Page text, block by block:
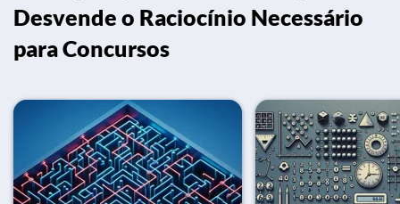
Desvende o Raciocínio Necessário
para Concursos